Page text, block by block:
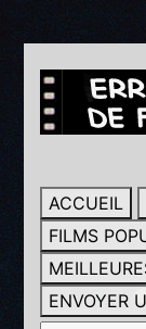
ACCUEIL
FILMS
ENVOYER